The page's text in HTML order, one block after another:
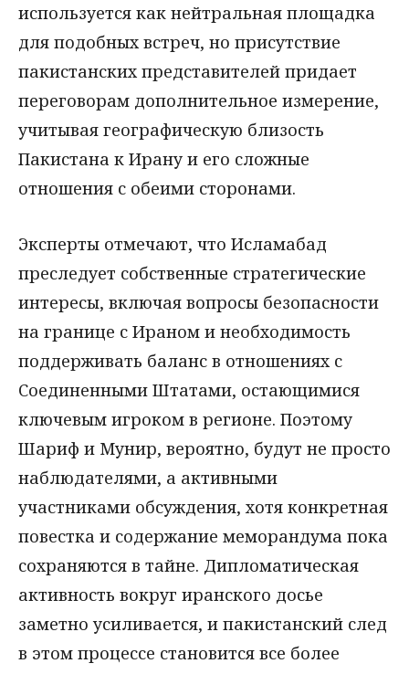
используется как нейтральная площадка
для подобных встреч, но присутствие
пакистанских представителей придает
переговорам дополнительное измерение,
учитывая географическую близость
Пакистана к Ирану и его сложные
отношения с обеими сторонами.
Эксперты отмечают, что Исламабад
преследует собственные стратегические
интересы, включая вопросы безопасности
на границе с Ираном и необходимость
поддерживать баланс в отношениях с
Соединенными Штатами, остающимися
ключевым игроком в регионе. Поэтому
Шариф и Мунир, вероятно, будут не просто
наблюдателями, а активными
участниками обсуждения, хотя конкретная
повестка и содержание меморандума пока
сохраняются в тайне. Дипломатическая
активность вокруг иранского досье
заметно усиливается, и пакистанский след
в этом процессе становится все более